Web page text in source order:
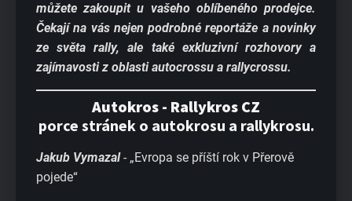
můžete zakoupit u vašeho oblíbeného prodejce.
Čekají na vás nejen podrobné reportáže a novinky
ze světa rally, ale také exkluzivní rozhovory a
zajímavosti z oblasti autocrossu a rallycrossu.
Autokros - Rallykros CZ
porce stránek o autokrosu a rallykrosu.
Jakub Vymazal- „Evropa se příští rok v Přerově
pojede“